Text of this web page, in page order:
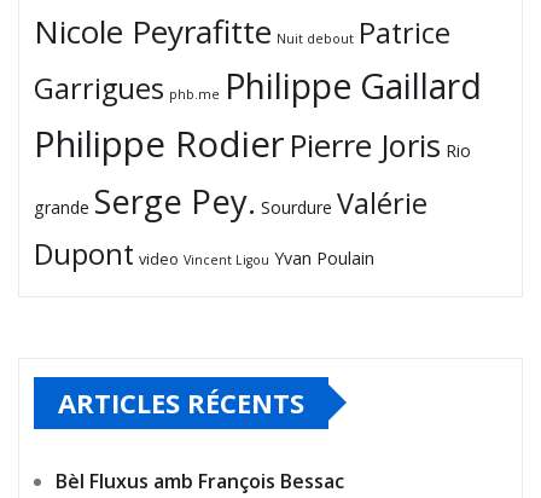
Nicole Peyrafitte Nuit debout Patrice
Garrigues phb.me Philippe Gaillard
Philippe Rodier Pierre Joris Rio
grande Serge Pey. Sourdure Valérie
Dupont video Vincent Ligou Yvan Poulain
ARTICLES RÉCENTS
Bèl Fluxus amb François Bessac